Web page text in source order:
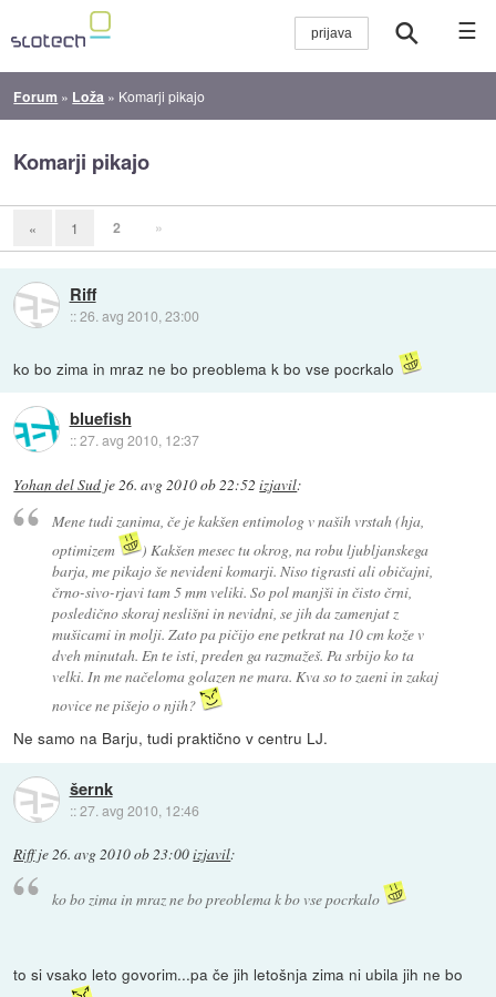
☰
Forum » Loža » Komarji pikajo
Komarji pikajo
« 1 2 »
Riff
::26. avg 2010, 23:00
ko bo zima in mraz ne bo preoblema k bo vse pocrkalo
bluefish
::27. avg 2010, 12:37
Yohan del Sud je26. avg 2010 ob 22:52 izjavil:
Mene tudi zanima, če je kakšen entimolog v naših vrstah (hja,
optimizem
) Kakšen mesec tu okrog, na robu ljubljanskega
barja, me pikajo še nevideni komarji. Niso tigrasti ali običajni,
črno-sivo-rjavi tam 5 mm veliki. So pol manjši in čisto črni,
posledično skoraj neslišni in nevidni, se jih da zamenjat z
mušicami in molji. Zato pa pičijo ene petkrat na 10 cm kože v
dveh minutah. En te isti, preden ga razmažeš. Pa srbijo ko ta
velki. In me načeloma golazen ne mara. Kva so to zaeni in zakaj
novice ne pišejo o njih?
Ne samo na Barju, tudi praktično v centru LJ.
šernk
::27. avg 2010, 12:46
Riffje26. avg 2010 ob 23:00izjavil:
ko bo zima in mraz ne bo preoblema k bo vse pocrkalo
to si vsako leto govorim...pa če jih letošnja zima ni ubila jih ne bo